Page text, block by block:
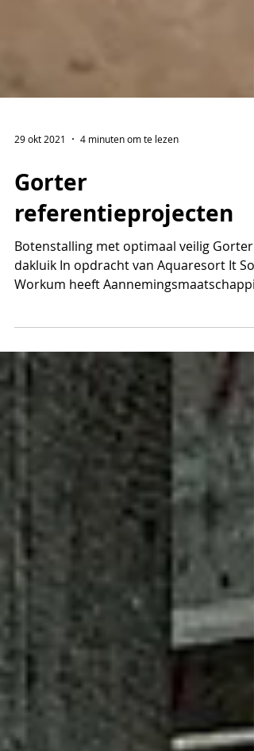
29 okt 2021 4 minuten om te lezen
Gorter
referentieprojecten
Botenstalling met optimaal veilig Gorter
Friso een nieuwe...